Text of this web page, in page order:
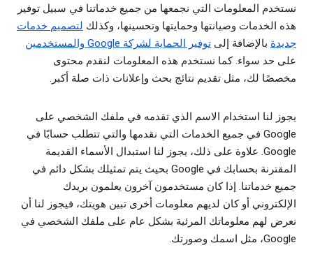
نستخدم المعلومات التي نجمعها من جميع خدماتنا في سبيل توفير
هذه الخدمات وصيانتها وحمايتها وتحسينها، وكذلك لتصميم خدمات
جديدة بالإضافة إلى توفير الحماية لشركة Google والمستخدمين
على حد سواء. كما نستخدم هذه المعلومات لنقدم محتوى
مخصصًا لك، مثل تقديم نتائج بحث وإعلانات ذات صلة أكبر.
يجوز لنا استخدام الاسم الذي تقدمه في ملفك الشخصي على
Google في جميع الخدمات التي نقدمها والتي تتطلب حسابًا في
Google. علاوة على ذلك، يجوز لنا استبدال الأسماء القديمة
المقترنة بحسابك في Google بحيث يتم تمثيلك بشكل دائم في
جميع خدماتنا. إذا كان مستخدمون آخرون يعلمون بريدك
الإلكتروني أو كان لديهم معلومات أخرى تبين هويتك، فيجوز لنا أن
نعرض لهم معلوماتك المرئية بشكل عام على ملفك الشخصي في
Google، مثل اسمك وصورتك.